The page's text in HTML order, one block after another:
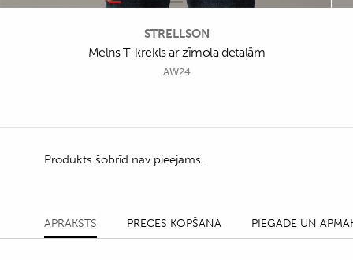
STRELLSON
Melns T-krekls ar zīmola detaļām
AW24
Produkts šobrīd nav pieejams.
APRAKSTS PRECES KOPŠANA PIEGĀDE UN